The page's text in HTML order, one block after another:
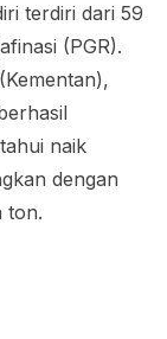
terdiri dari 59
(PGR).
naik
dengan
ton.